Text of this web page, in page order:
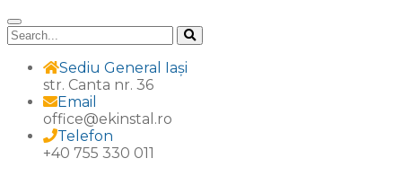
Sediu General Iași
str. Canta nr. 36
Email
office@ekinstal.ro
Telefon
+40 755 330 011